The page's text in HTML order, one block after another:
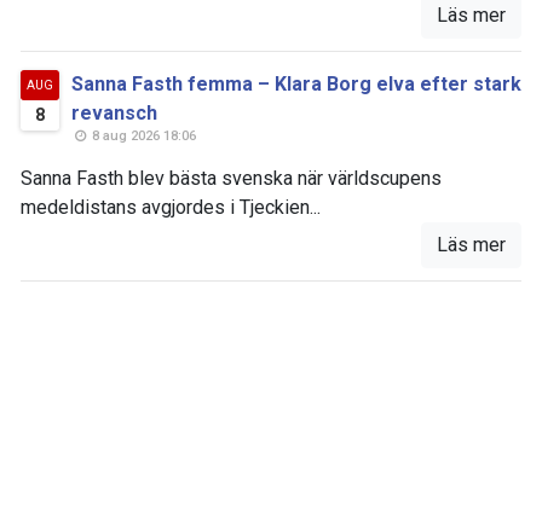
Läs mer
AUG
8
Sanna Fasth femma – Klara Borg elva efter stark
revansch
8 aug 2026 18:06
Sanna Fasth blev bästa svenska när världscupens
medeldistans avgjordes i Tjeckien...
Läs mer